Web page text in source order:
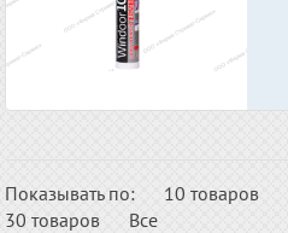
Показывать по: 10 товаров
30 товаров
Все